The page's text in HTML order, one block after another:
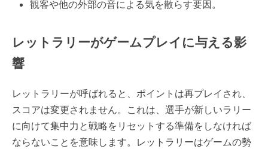
観客や他の外部の音による気を散らす要因。
レットラリーがゲームプレイに与える影
響
レットラリーが呼ばれると、ポイントは再プレイされ、
スコアは変更されません。これは、選手が新しいラリー
に向けて集中力と戦略をリセットする準備をしなければ
ならないことを意味します。レットラリーはゲームの勢